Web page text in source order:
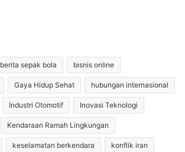
berita sepak bola bisnis online
Gaya Hidup Sehat hubungan internasional
Industri Otomotif Inovasi Teknologi
Kendaraan Ramah Lingkungan
keselamatan berkendara konflik iran